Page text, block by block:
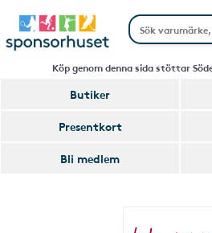
Köp genom denna sida stöttar
Butiker
Presentkort
Bli medlem